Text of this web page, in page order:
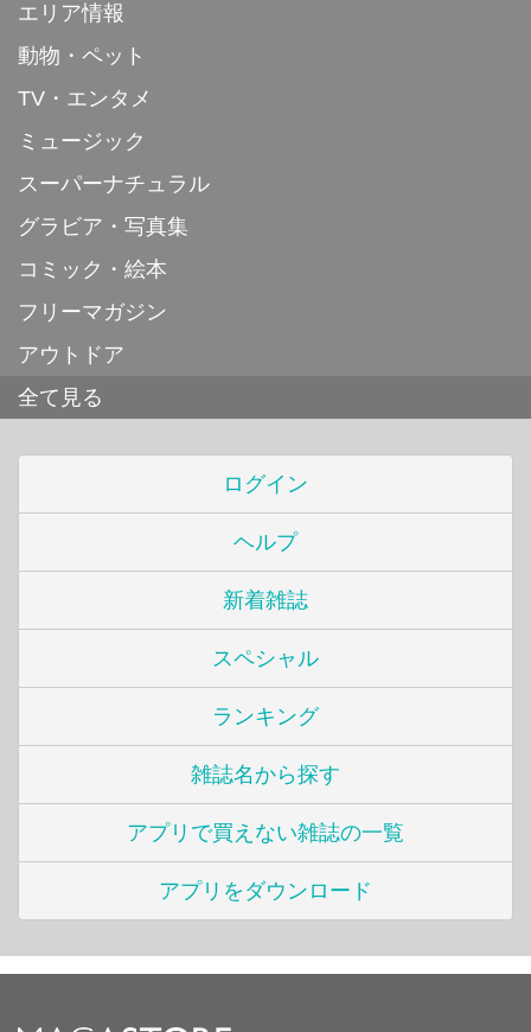
エリア情報
動物・ペット
TV・エンタメ
ミュージック
スーパーナチュラル
グラビア・写真集
コミック・絵本
フリーマガジン
アウトドア
全て見る
ログイン
ヘルプ
新着雑誌
スペシャル
ランキング
雑誌名から探す
アプリで買えない雑誌の一覧
アプリをダウンロード